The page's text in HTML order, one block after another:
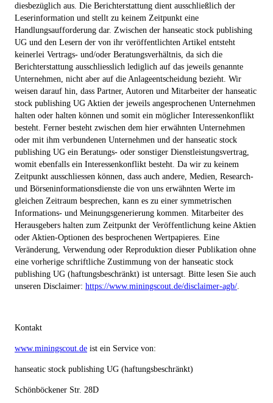
diesbezüglich aus. Die Berichterstattung dient ausschließlich der
Leserinformation und stellt zu keinem Zeitpunkt eine
Handlungsaufforderung dar. Zwischen der hanseatic stock publishing
UG und den Lesern der von ihr veröffentlichten Artikel entsteht
keinerlei Vertrags- und/oder Beratungsverhältnis, da sich die
Berichterstattung ausschliesslich lediglich auf das jeweils genannte
Unternehmen, nicht aber auf die Anlageentscheidung bezieht. Wir
weisen darauf hin, dass Partner, Autoren und Mitarbeiter der hanseatic
stock publishing UG Aktien der jeweils angesprochenen Unternehmen
halten oder halten können und somit ein möglicher Interessenkonflikt
besteht. Ferner besteht zwischen dem hier erwähnten Unternehmen
oder mit ihm verbundenen Unternehmen und der hanseatic stock
publishing UG ein Beratungs- oder sonstiger Dienstleistungsvertrag,
womit ebenfalls ein Interessenkonflikt besteht. Da wir zu keinem
Zeitpunkt ausschliessen können, dass auch andere, Medien, Research-
und Börseninformationsdienste die von uns erwähnten Werte im
gleichen Zeitraum besprechen, kann es zu einer symmetrischen
Informations- und Meinungsgenerierung kommen. Mitarbeiter des
Herausgebers halten zum Zeitpunkt der Veröffentlichung keine Aktien
oder Aktien-Optionen des besprochenen Wertpapieres. Eine
Veränderung, Verwendung oder Reproduktion dieser Publikation ohne
eine vorherige schriftliche Zustimmung von der hanseatic stock
publishing UG (haftungsbeschränkt) ist untersagt. Bitte lesen Sie auch
unseren Disclaimer: https://www.miningscout.de/disclaimer-agb/
Kontakt
www.miningscout.de ist ein Service von:
hanseatic stock publishing UG (haftungsbeschränkt)
Schönböckener Str. 28D